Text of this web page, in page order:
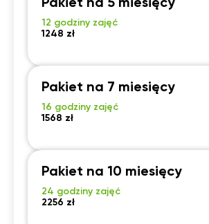
Pakiet na 5 miesięcy
12 godziny zajęć
1248 zł
Pakiet na 7 miesięcy
16 godziny zajęć
1568 zł
Pakiet na 10 miesięcy
24 godziny zajęć
2256 zł